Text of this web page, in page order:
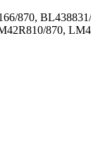
870,
870,